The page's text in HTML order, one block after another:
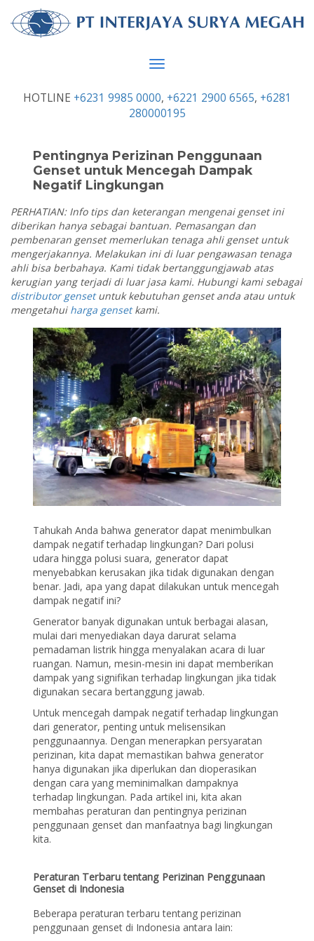
Toggle
HOTLINE +6231 9985 0000, +6221 2900 6565, +6281
280000195
Pentingnya Perizinan Penggunaan
Genset untuk Mencegah Dampak
Negatif Lingkungan
PERHATIAN: Info tips dan keterangan mengenai genset ini
diberikan hanya sebagai bantuan. Pemasangan dan
pembenaran genset memerlukan tenaga ahli genset untuk
mengerjakannya. Melakukan ini di luar pengawasan tenaga
ahli bisa berbahaya. Kami tidak bertanggungjawab atas
kerugian yang terjadi di luar jasa kami. Hubungi kami sebagai
distributor gensetuntuk kebutuhan genset anda atau untuk
mengetahui harga gensetkami.
Tahukah Anda bahwa generator dapat menimbulkan
dampak negatif terhadap lingkungan? Dari polusi
udara hingga polusi suara, generator dapat
menyebabkan kerusakan jika tidak digunakan dengan
benar. Jadi, apa yang dapat dilakukan untuk mencegah
dampak negatif ini?
Generator banyak digunakan untuk berbagai alasan,
mulai dari menyediakan daya darurat selama
pemadaman listrik hingga menyalakan acara di luar
ruangan. Namun, mesin-mesin ini dapat memberikan
dampak yang signifikan terhadap lingkungan jika tidak
digunakan secara bertanggung jawab.
Untuk mencegah dampak negatif terhadap lingkungan
dari generator, penting untuk melisensikan
penggunaannya. Dengan menerapkan persyaratan
perizinan, kita dapat memastikan bahwa generator
hanya digunakan jika diperlukan dan dioperasikan
dengan cara yang meminimalkan dampaknya
terhadap lingkungan. Pada artikel ini, kita akan
membahas peraturan dan pentingnya perizinan
penggunaan genset dan manfaatnya bagi lingkungan
kita.
Peraturan Terbaru tentang Perizinan Penggunaan
Genset di Indonesia
Beberapa peraturan terbaru tentang perizinan
penggunaan genset di Indonesia antara lain: